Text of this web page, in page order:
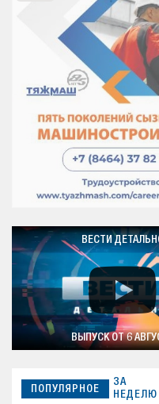
ВЕСТИ
ВЫПУСК ОТ 6
ПОПУЛЯРНОЕ
ЗА
НЕДЕЛЮ